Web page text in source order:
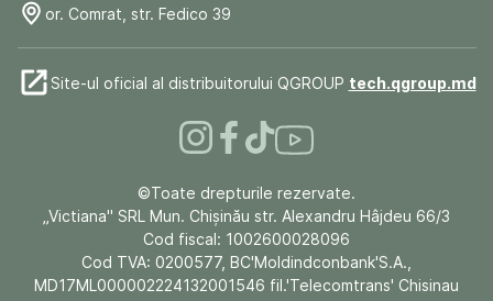
or. Comrat, str. Fedico 39
Site-ul oficial al distribuitorului QGROUP tech.qgroup.md
©Toate drepturile rezervate.
„Victiana" SRL Mun. Chişinău str. Alexandru Hâjdeu 66/3
Cod fiscal: 1002600028096
Cod TVA: 0200577, BC'Moldindconbank'S.A.,
MD17ML000002224132001546 fil.'Telecomtrans' Chisinau